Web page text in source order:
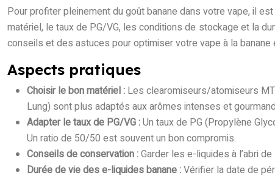
Pour profiter pleinement du goût banane dans votre vape, il
matériel, le taux de PG/VG, les conditions de stockage et la
conseils et des astuces pour optimiser votre vape à la
Aspects pratiques
Choisir le bon matériel : Les clearomiseurs/atomiseurs
Lung) sont plus adaptés aux arômes intenses et
Adapter le taux de PG/VG :Un taux de PG (Propylène
Un ratio de 50/50 est souvent un bon compromis.
Conseils de conservation :Garder les e-liquides à l’abri
Durée de vie des e-liquides banane :Vérifier la date de